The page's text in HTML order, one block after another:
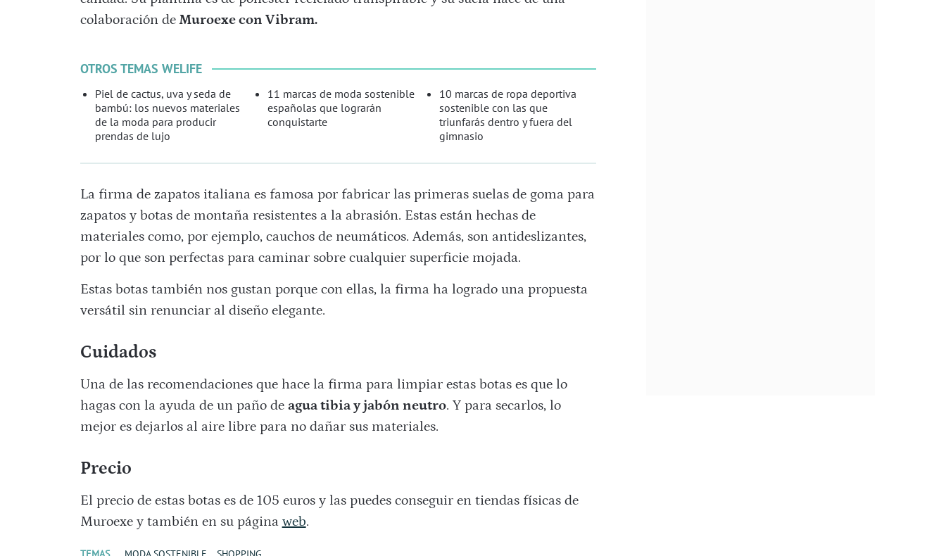
colaboración deMuroexe con Vibram.
OTROS TEMAS WELIFE
Piel de cactus, uva y seda de
bambú: los nuevos materiales
de la moda para producir
prendas de lujo
11 marcas de moda sostenible
españolas que lograrán
conquistarte
10 marcas de ropa deportiva
sostenible con las que
triunfarás dentro y fuera del
gimnasio
La firma de zapatos italiana es famosa por fabricar las primeras suelas de goma para
zapatos y botas de montaña resistentes a la abrasión. Estas están hechas de
materiales como, por ejemplo, cauchos de neumáticos. Además, son antideslizantes,
por lo que son perfectas para caminar sobre cualquier superficie mojada.
Estas botas también nos gustan porque con ellas, la firma ha logrado una propuesta
versátil sin renunciar al diseño elegante.
Cuidados
Una de las recomendaciones que hace la firma para limpiar estas botas es que lo
hagas con la ayuda de un paño de agua tibia y jabón neutro. Y para secarlos, lo
mejor es dejarlos al aire libre para no dañar sus materiales.
Precio
El precio de estas botas es de 105 euros y las puedes conseguir en tiendas físicas de
Muroexe y también en su página web.